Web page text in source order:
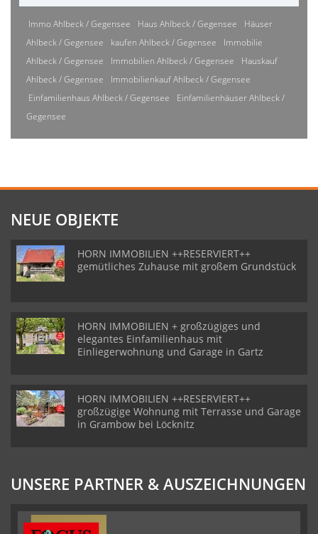
Immo Ahlbeck / Gegensee Haus Ahlbeck / Gegensee
Häuser
Ahlbeck / Gegensee
kaufen Ahlbeck / Gegensee
Immobilie
Ahlbeck / Gegensee
Immobilien Ahlbeck / Gegensee
Hauskauf
Ahlbeck / Gegensee
Immobilienkauf Ahlbeck / Gegensee
Einfamilienhaus Ahlbeck / Gegensee
Einfamilienhäuser Ahlbeck /
Gegensee
NEUE OBJEKTE
HORN IMMOBILIEN ++RESERVIERT++
gemütliches Zuhause mit großem Grundstück
HORN IMMOBILIEN + großzügiges und
elegantes Einfamilienhaus mit
Einliegerwohnung und Garage in Gartz
HORN IMMOBILIEN ++RESERVIERT++
großzügige Wohnung mit Terrasse und Garage
in Grambow bei Löcknitz
UNSERE PARTNER & AUSZEICHNUNGEN